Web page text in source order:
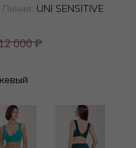
Линия: UNI SENSITIVE
000₽